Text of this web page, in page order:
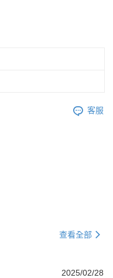
客服
查看全部
2025/02/28